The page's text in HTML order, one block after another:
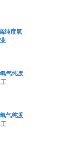
纯度氧
气纯度
气纯度